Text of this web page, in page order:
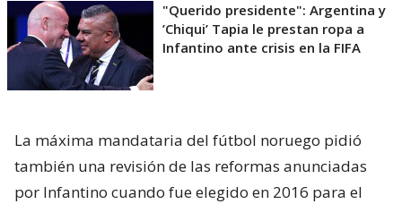
"Querido presidente": Argentina y
’Chiqui’ Tapia le prestan ropa a
Infantino ante crisis en la FIFA
La máxima mandataria del fútbol noruego pidió
también una revisión de las reformas anunciadas
por Infantino cuando fue elegido en 2016 para el